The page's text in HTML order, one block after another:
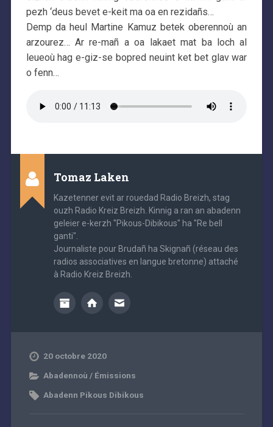
pezh ‘deus bevet e-keit ma oa en rezidañs…
Demp da heul Martine Kamuz betek oberennoù an
arzourez… Ar re-mañ a oa lakaet mat ba loch al
leueoù hag e-giz-se bopred neuint ket bet glav war
o fenn…
Tomaz Laken
Kazetenner evit ar rouedad Radio Breizh, stag
ouzh Radio Kreiz Breizh. Kinnig a ran an abadenn
geleier e-kerzh "Pikous-Dibikous" ha "Re bell
ganti".
Journaliste pour Brudañ ha Skignañ (réseau des
radios associatives en langue bretonne) attaché
à Radio Kreiz Breizh.
20 octobre 2020
Abadennoù / Émissions
Abadenn Pikous Dibikous